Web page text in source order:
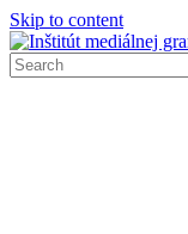
Skip to content